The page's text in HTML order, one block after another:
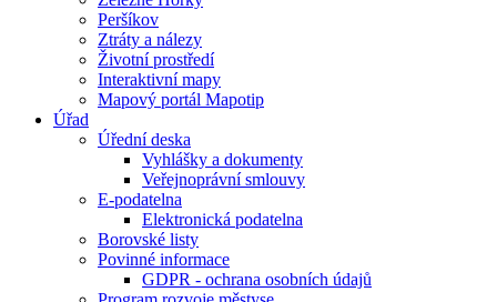
Peršíkov
Ztráty a nálezy
Životní prostředí
Interaktivní mapy
Mapový portál Mapotip
Úřad
Úřední deska
Vyhlášky a dokumenty
Veřejnoprávní smlouvy
E-podatelna
Elektronická podatelna
Borovské listy
Povinné informace
GDPR - ochrana osobních údajů